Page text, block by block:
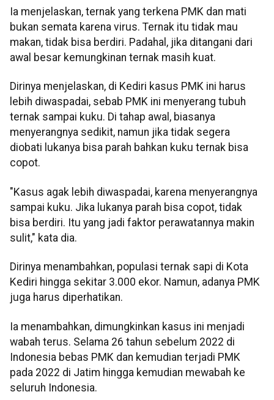
Ia menjelaskan, ternak yang terkena PMK dan mati
bukan semata karena virus. Ternak itu tidak mau
makan, tidak bisa berdiri. Padahal, jika ditangani dari
awal besar kemungkinan ternak masih kuat.
Dirinya menjelaskan, di Kediri kasus PMK ini harus
lebih diwaspadai, sebab PMK ini menyerang tubuh
ternak sampai kuku. Di tahap awal, biasanya
menyerangnya sedikit, namun jika tidak segera
diobati lukanya bisa parah bahkan kuku ternak bisa
copot.
"Kasus agak lebih diwaspadai, karena menyerangnya
sampai kuku. Jika lukanya parah bisa copot, tidak
bisa berdiri. Itu yang jadi faktor perawatannya makin
sulit," kata dia.
Dirinya menambahkan, populasi ternak sapi di Kota
Kediri hingga sekitar 3.000 ekor. Namun, adanya PMK
juga harus diperhatikan.
Ia menambahkan, dimungkinkan kasus ini menjadi
wabah terus. Selama 26 tahun sebelum 2022 di
Indonesia bebas PMK dan kemudian terjadi PMK
pada 2022 di Jatim hingga kemudian mewabah ke
seluruh Indonesia.